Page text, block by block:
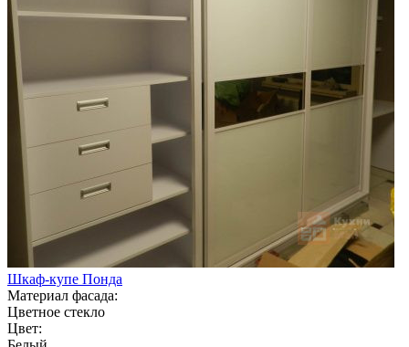
Шкаф-купе Понда
Материал фасада:
Цветное стекло
Цвет: